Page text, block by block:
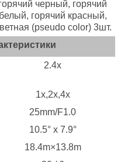
черный, горячий
белый, горячий красный,
(pseudo color) 3шт.
2.4x
1x,2x,4x
25mm/F1.0
10.5° x 7.9°
18.4m×13.8m